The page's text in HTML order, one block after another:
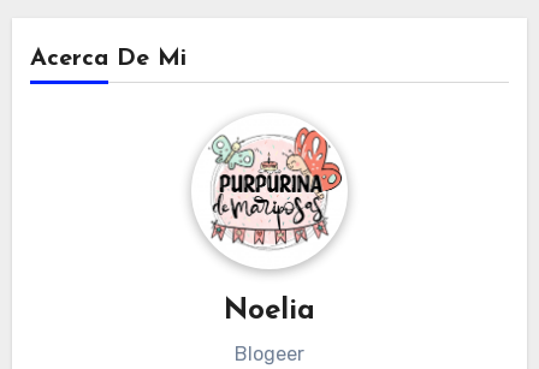
Acerca De Mi
Noelia
Blogeer